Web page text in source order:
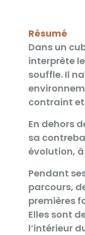
Résumé
Dans un
interprète
souffle. Il
contraint et
En dehors
sa
évolution,
Pendant
parcours,
premières
Elles sont
l’intérieur